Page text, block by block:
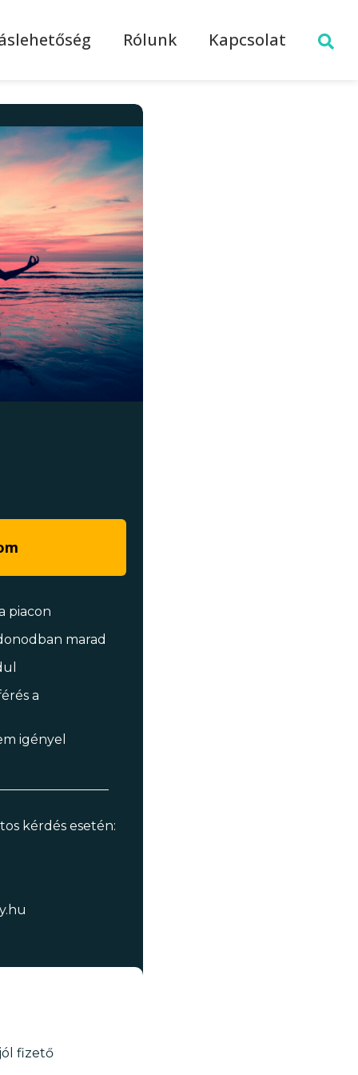
Rólunk Kapcsolat
piacon
marad
a
igényel
kérdés esetén:
fizető